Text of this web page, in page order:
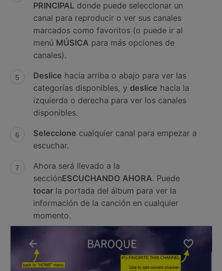
PRINCIPALdonde puede seleccionar un
canal para reproducir o ver sus canales
marcados como favoritos (o puede ir al
menú MÚSICA para más opciones de
canales).
Deslice hacia arriba o abajo para ver las
categorías disponibles, y deslice hacia la
izquierda o derecha para ver los canales
disponibles.
Seleccione cualquier canal para empezar a
escuchar.
Ahora será llevado a la
secciónESCUCHANDO AHORA. Puede
tocarla portada del álbum para ver la
información de la canción en cualquier
momento.